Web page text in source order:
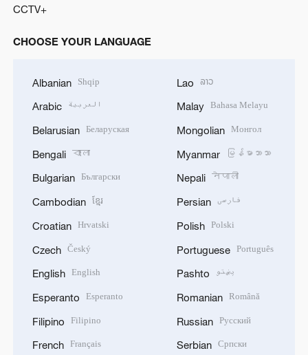
CCTV+
CHOOSE YOUR LANGUAGE
Albanian Shqip
Arabic العربية
Belarusian Беларуская
Bengali বাংলা
Bulgarian Български
Cambodian ខ្មែរ
Croatian Hrvatski
Czech Český
English English
Esperanto Esperanto
Filipino Filipino
French Français
Lao ລາວ
Malay Bahasa Melayu
Mongolian Монгол
Myanmar မြန်မာဘာသာ
Nepali नेपाली
Persian فارسی
Polish Polski
Portuguese Português
Pashto پښتو
Romanian Română
Russian Русский
Serbian Српски